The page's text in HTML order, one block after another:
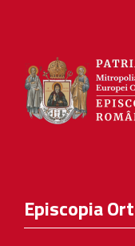
Episcopia